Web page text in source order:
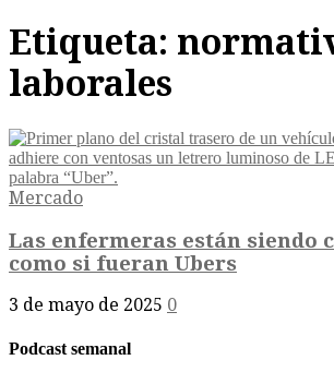
Etiqueta:
laborales
Mercado
Las enfermeras están siendo
como si fueran Ubers
3 de mayo de 2025 0
Podcast semanal